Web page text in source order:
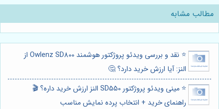
مطالب مشابه
⭐️ نقد و بررسی ویدئو پروژکتور هوشمند Owlenz SD800 از
النز: آیا ارزش خرید دارد؟ 🤔
⭐️ مینی ویدئو پروژکتور SD550 النز ارزش خرید داره؟ 🎬
راهنمای خرید + انتخاب پرده نمایش مناسب